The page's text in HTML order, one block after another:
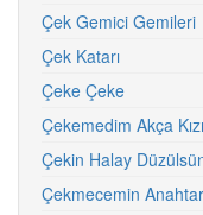
Çek Gemici Gemileri
Çek Katarı
Çeke Çeke
Çekemedim Akça
Çekin Halay
Çekmecemin